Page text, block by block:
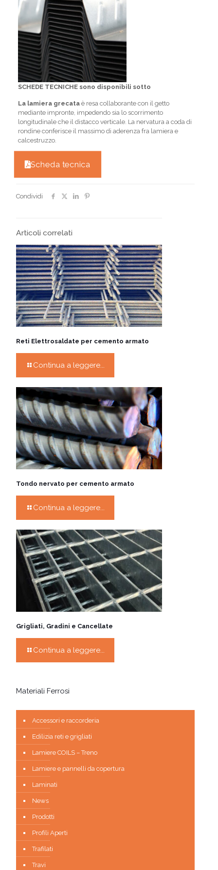
SCHEDE TECNICHE sono disponibili sotto
La lamiera grecataè resa collaborante con il getto
mediante impronte, impedendo sia lo scorrimento
longitudinale che il distacco verticale. La nervatura a coda di
rondine conferisce il massimo di aderenza fra lamiera e
calcestruzzo.
Scheda tecnica
Condividi
Articoli correlati
Reti Elettrosaldate per cemento armato
Continua a leggere...
Tondo nervato per cemento armato
Continua a leggere...
Grigliati, Gradini e Cancellate
Continua a leggere...
Materiali Ferrosi
Accessori e raccorderia
Edilizia reti e grigliati
Lamiere COILS – Treno
Lamiere e pannelli da copertura
Laminati
News
Prodotti
Profili Aperti
Trafilati
Travi